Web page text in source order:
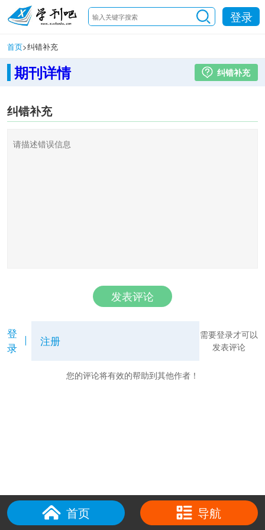
登录
首页>纠错补充
期刊详情 纠错补充
纠错补充
发表评论
登
录
注册
需要登录才可以
发表评论
您的评论将有效的帮助到其他作者！
首页 导航